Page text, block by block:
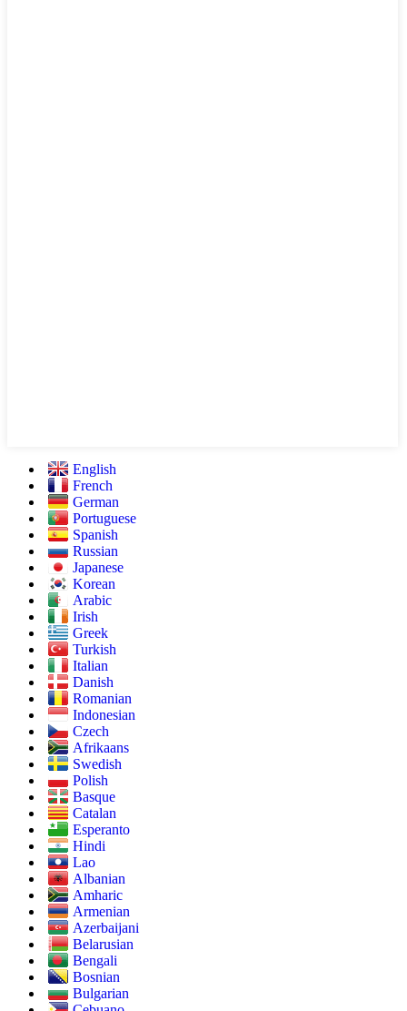
English
French
German
Portuguese
Spanish
Russian
Japanese
Korean
Arabic
Irish
Greek
Turkish
Italian
Danish
Romanian
Indonesian
Czech
Afrikaans
Swedish
Polish
Basque
Catalan
Esperanto
Hindi
Lao
Albanian
Amharic
Armenian
Azerbaijani
Belarusian
Bengali
Bosnian
Bulgarian